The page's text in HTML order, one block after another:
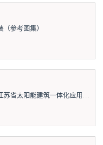
参考图集）
一体化应用技术导则（试行）》的通知